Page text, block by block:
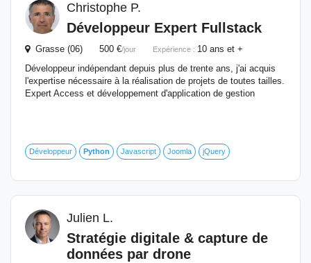
Christophe P.
Développeur Expert Fullstack
Grasse (06) 500 €/jour Expérience : 10 ans et +
Développeur indépendant depuis plus de trente ans, j'ai acquis
l'expertise nécessaire à la réalisation de projets de toutes tailles.
Expert Access et développement d'application de gestion
Développeur Python Javascript Joomla jQuery
Julien L.
Stratégie digitale & capture de
données par drone